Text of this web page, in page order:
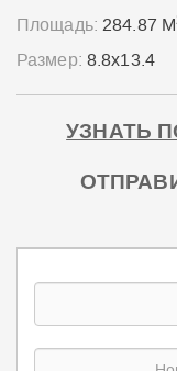
Площадь:284.87 М
Размер: 8.8x13.4
УЗНАТЬ